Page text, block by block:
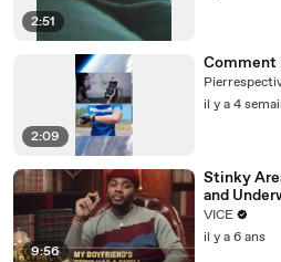
2:51
2:09
Comment
il y a 4
9:56
Stinky
and
Helpline
VICE
il y a 6 ans